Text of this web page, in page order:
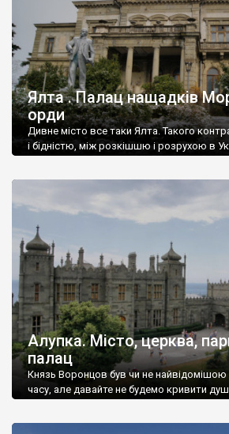
Ялта . Палац нащадків
орди
Дивне місто все таки Ялта. Такого
і бідністю, між розкішшю і розрухою в
Алупка. Місто, церква,
палац
Князь Воронцов був чи не
часу, але давайте не будемо кривити